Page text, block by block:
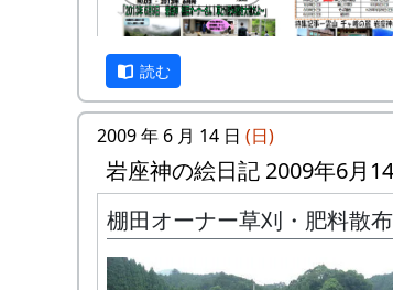
「岩座神」棚田便り #3 2013年6月
版)
読む
2009 年 6 月 14 日 (日)
岩座神の絵日記 2009年6月
棚田オーナー草刈・肥料散布